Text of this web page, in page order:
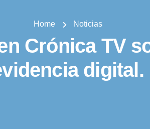
Home Noticias
Crónica TV
digital.